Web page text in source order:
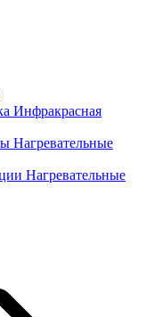
Инфракрасная
Нагревательные
Нагревательные